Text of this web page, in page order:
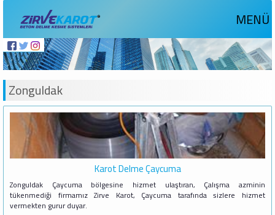
MENÜ
Zonguldak
Karot Delme Çaycuma
Zonguldak Çaycuma bölgesine hizmet ulaştıran, Çalışma azminin
tükenmediği firmamız Zirve Karot, Çaycuma tarafında sizlere hizmet
vermekten gurur duyar.